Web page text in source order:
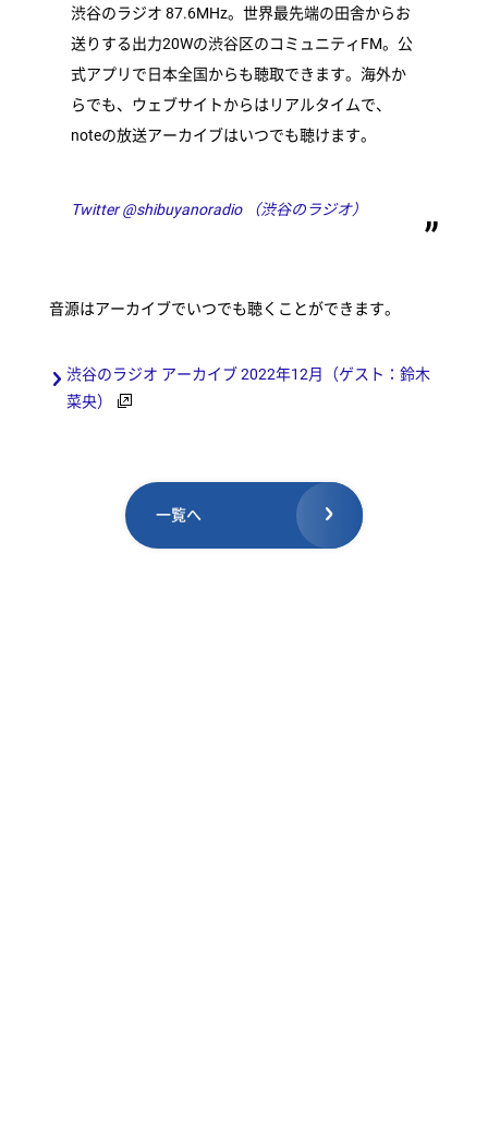
渋谷のラジオ 87.6MHz。世界最先端の田舎からお
送りする出力20Wの渋谷区のコミュニティFM。公
式アプリで日本全国からも聴取できます。海外か
らでも、ウェブサイトからはリアルタイムで、
noteの放送アーカイブはいつでも聴けます。
Twitter @shibuyanoradio （渋谷のラジオ）
音源はアーカイブでいつでも聴くことができます。
渋谷のラジオ アーカイブ 2022年12月（ゲスト：鈴木
菜央）
一覧へ